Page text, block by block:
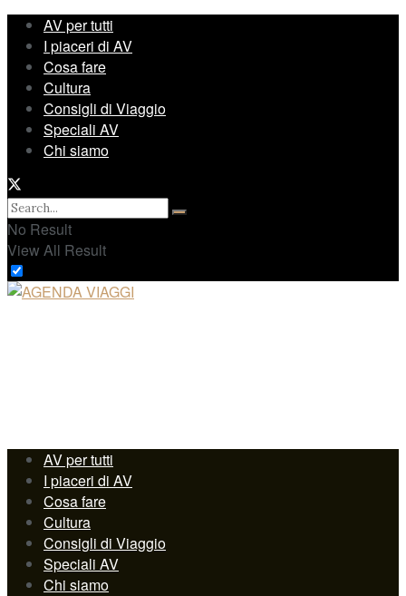
AV per tutti
I piaceri di AV
Cosa fare
Cultura
Consigli di Viaggio
Speciali AV
Chi siamo
No Result
View All Result
AV per tutti
I piaceri di AV
Cosa fare
Cultura
Consigli di Viaggio
Speciali AV
Chi siamo